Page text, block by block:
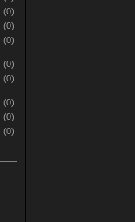
(0)
(0)
(0)
(0)
(0)
(0)
(0)
(0)